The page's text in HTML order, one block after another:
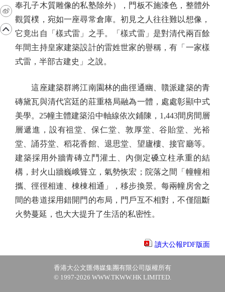
奉孔子木質雕像的私塾除外），門板不施漆色，整體外
觀質樸，宛如一座尋常倉庫。初見之人往往難以想像，
它竟出自「樣式雷」之手。「樣式雷」是對清代兩百餘
年間主持皇家建築設計的雷姓世家的譽稱，有「一家樣
式雷，半部古建史」之說。
這座建築群將江南園林的曲徑通幽、贛派建築的青
磚黛瓦與清代宮廷的莊重格局融為一體，處處彰顯中式
美學。25幢主體建築沿中軸線依次鋪陳，1,443間房間層
層遞進，設有祖堂、保仁堂、敦厚堂、谷貽堂、光裕
堂、誦芬堂、稻花香館、退思堂、望廬樓、接官廳等。
建築採用外牆青磚立鬥灌土、內側定磉立柱承重的結
構，封火山牆巍峨聳立，氣勢恢宏；院落之間「幢幢相
攜、徑徑相連、棟棟相通」，移步換景。每兩幢房舍之
間的巷道採用錯開門的布局，門戶互不相對，不僅阻斷
火勢蔓延，也大大提升了生活的私密性。
讀大公報PDF版面
香港大公文匯傳媒集團有限公司版權所有
© 1997-2026 WWW.TKWW.HK LIMITED.